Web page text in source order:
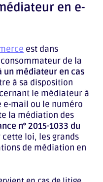
en e-
est dans
de la
un médiateur en cas
à sa disposition
le médiateur à
e-mail ou le numéro
la médiation des
n° 2015-1033 du
cette loi, les grands
de médiation en